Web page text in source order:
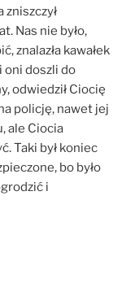
zniszczył
Nas nie było,
znalazła kawałek
oni doszli do
odwiedził Ciocię
policję, nawet jej
ale Ciocia
Taki był koniec
bo było
i